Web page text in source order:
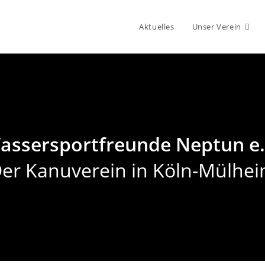
Aktuelles Unser Verein
Neptun
Kanuverein in Köln-